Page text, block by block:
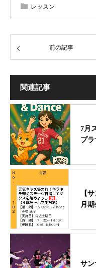
レッスン
前の記事
関連記事
7月
プ
【
月
サン